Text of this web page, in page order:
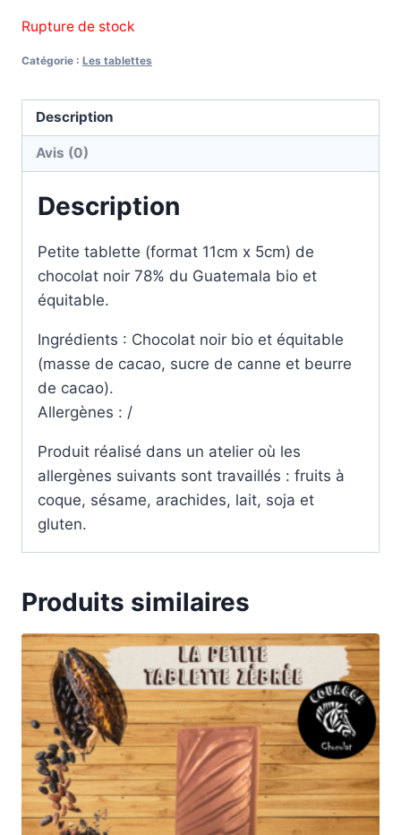
Rupture de stock
Catégorie : Les tablettes
Description
Avis (0)
Description
Petite tablette (format 11cm x 5cm) de
chocolat noir 78% du Guatemala bio et
équitable.
Ingrédients : Chocolat noir bio et équitable
(masse de cacao, sucre de canne et beurre
de cacao).
Allergènes : /
Produit réalisé dans un atelier où les
allergènes suivants sont travaillés : fruits à
coque, sésame, arachides, lait, soja et
gluten.
Produits similaires